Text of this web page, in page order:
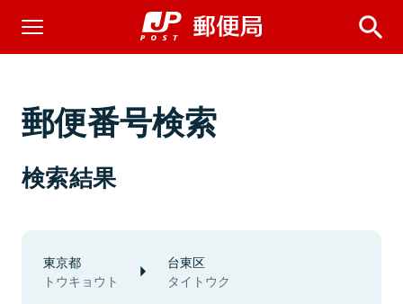
郵便番号検索
検索結果
東京都
トウキョウト
台東区
タイトウク